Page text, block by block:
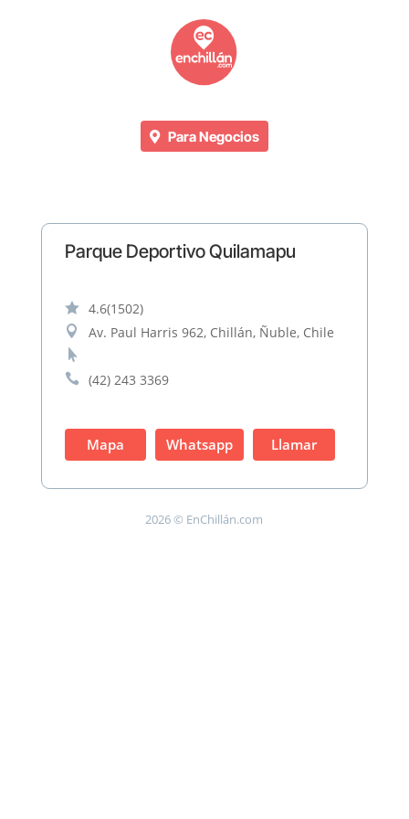
Para Negocios
Parque Deportivo Quilamapu
 4.6(1502)
 Av. Paul Harris 962, Chillán, Ñuble, Chile


(42) 243 3369
Mapa Whatsapp Llamar
2026 © EnChillán.com